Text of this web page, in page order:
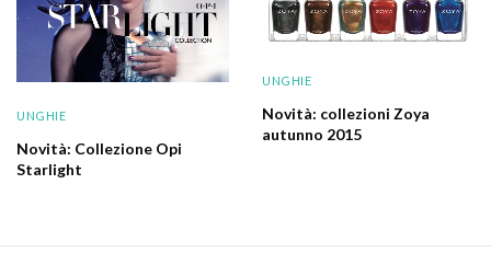
UNGHIE
Novità: Collezione Opi
Starlight
UNGHIE
Novità: collezioni Zoya
autunno 2015